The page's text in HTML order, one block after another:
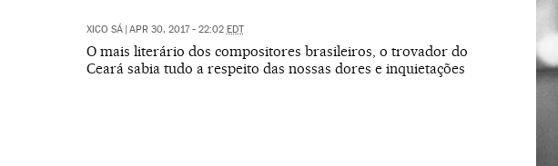
XICO SÁ | APR 30, 2017 - 22:02 EDT
O mais literário dos compositores brasileiros, o trovador do
Ceará sabia tudo a respeito das nossas dores e inquietações